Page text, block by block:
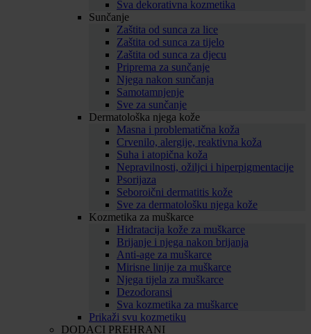
Sva dekorativna kozmetika
Sunčanje
Zaštita od sunca za lice
Zaštita od sunca za tijelo
Zaštita od sunca za djecu
Priprema za sunčanje
Njega nakon sunčanja
Samotamnjenje
Sve za sunčanje
Dermatološka njega kože
Masna i problematična koža
Crvenilo, alergije, reaktivna koža
Suha i atopična koža
Nepravilnosti, ožiljci i hiperpigmentacije
Psorijaza
Seboroični dermatitis kože
Sve za dermatološku njega kože
Kozmetika za muškarce
Hidratacija kože za muškarce
Brijanje i njega nakon brijanja
Anti-age za muškarce
Mirisne linije za muškarce
Njega tijela za muškarce
Dezodoransi
Sva kozmetika za muškarce
Prikaži svu kozmetiku
DODACI PREHRANI